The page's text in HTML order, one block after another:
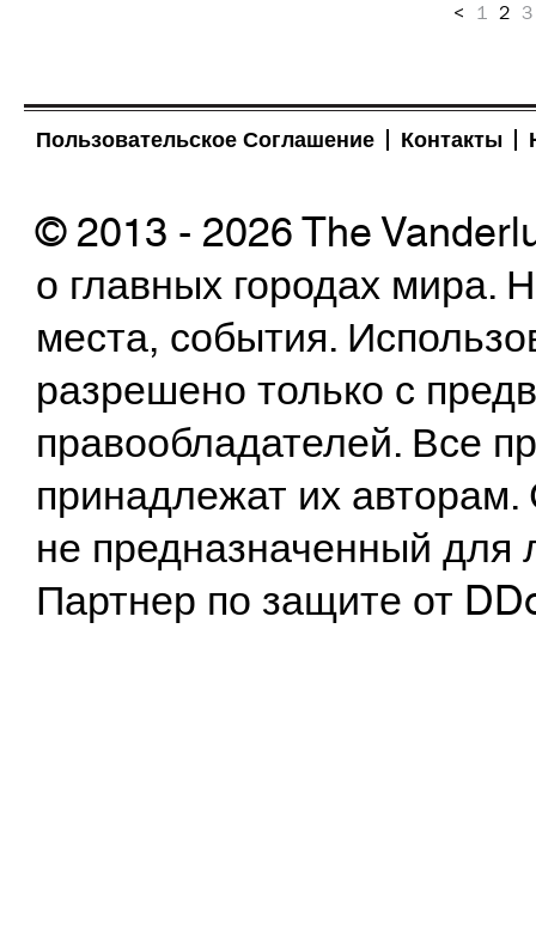
< 1 2 3
Пользовательское Соглашение Контакты
© 2013 - 2026 The
о главных городах
места, события.
разрешено только с
правообладателей. Все
принадлежат их
не предназначенный
Партнер по защите от